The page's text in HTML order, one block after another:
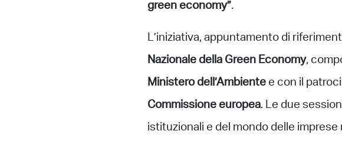
green economy”.
L’iniziativa, appuntamento di
Nazionale della Green Economy,
Ministero dell’Ambiente e con il
Commissione europea. Le due
istituzionali e del mondo delle